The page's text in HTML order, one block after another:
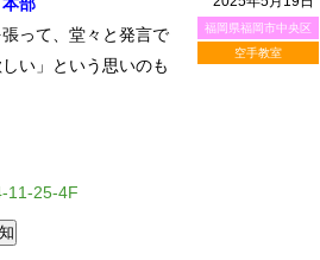
福岡県福岡市中央区
空手教室
張って、堂々と発言で
い」という思いのも
11-25-4F